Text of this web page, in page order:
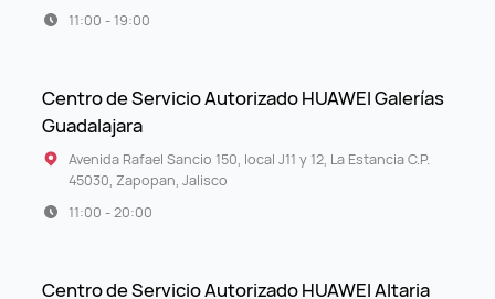
11:00 - 19:00
Centro de Servicio Autorizado HUAWEI Galerías
Guadalajara
Avenida Rafael Sancio 150, local J11 y 12, La Estancia C.P.
45030, Zapopan, Jalisco
11:00 - 20:00
Centro de Servicio Autorizado HUAWEI Altaria